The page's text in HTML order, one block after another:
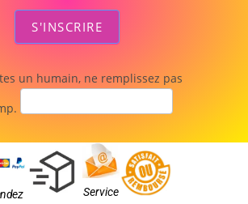
S'INSCRIRE
un humain, ne remplissez pas
Service